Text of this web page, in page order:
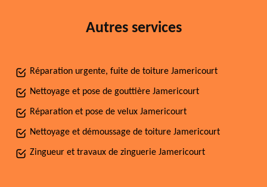
Autres services
Réparation urgente, fuite de toiture Jamericourt
Nettoyage et pose de gouttière Jamericourt
Réparation et pose de velux Jamericourt
Nettoyage et démoussage de toiture Jamericourt
Zingueur et travaux de zinguerie Jamericourt